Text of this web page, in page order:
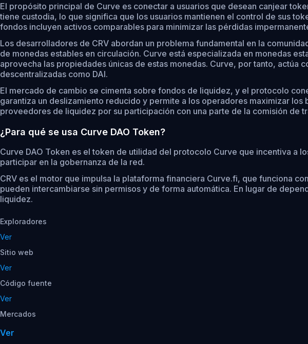
El propósito principal de Curve es conectar a usuarios que desean canjear
tiene custodia, lo que significa que los usuarios mantienen el control de sus
fondos incluyen activos comparables para minimizar las pérdidas
Los desarrolladores de CRV abordan un problema fundamental en la
de monedas estables en circulación. Curve está especializada en monedas
aprovecha las propiedades únicas de estas monedas. Curve, por tanto, actúa
descentralizadas como DAI.
El mercado de cambio se cimenta sobre fondos de liquidez, y el protocolo
garantiza un deslizamiento reducido y permite a los operadores maximizar
proveedores de liquidez por su participación con una parte de la comisión de
¿Para qué se usa Curve DAO Token?
Curve DAO Token es el token de utilidad del protocolo Curve que incentiva
participar en la gobernanza de la red.
CRV es el motor que impulsa la plataforma financiera Curve.fi, que funciona
pueden intercambiarse sin permisos y de forma automática. En lugar de
liquidez.
Exploradores
Ver
Sitio web
Ver
Código fuente
Ver
Mercados
Ver